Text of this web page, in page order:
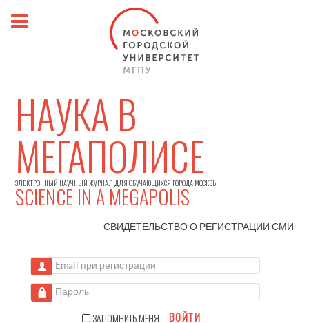
НАУКА В
МЕГАПОЛИСЕ
ЭЛЕКТРОННЫЙ НАУЧНЫЙ ЖУРНАЛ ДЛЯ ОБУЧАЮЩИХСЯ ГОРОДА МОСКВЫ
SCIENCE IN A MEGAPOLIS
СВИДЕТЕЛЬСТВО О РЕГИСТРАЦИИСМИ
Email при регистрации
Пароль
ЗАПОМНИТЬ МЕНЯ ВОЙТИ